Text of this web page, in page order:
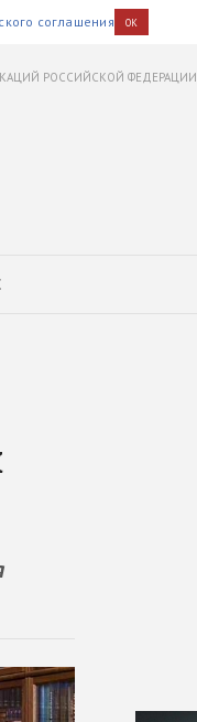
соглашения OK
РОССИЙСКОЙ ФЕДЕРАЦИИ